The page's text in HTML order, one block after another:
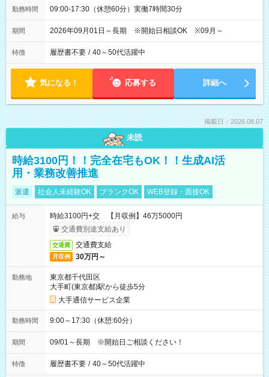
勤務時間 09:00-17:30（休憩60分）実働7時間30分
期間 2026年09月01日～長期 ※開始日相談OK ※09月～
特徴 履歴書不要 / 40～50代活躍中
気になる！ 応募する 詳細へ
掲載日：2026.08.07
未読
時給3100円！！完全在宅もOK！！生成AI活
用・業務改善推進
派遣 社会人未経験OK ブランクOK WEB登録・面接OK
給与
時給3100円+交 【月収例】46万5000円
交通費別途支給あり
交通費 交通費支給
月収例 30万円～
勤務地
東京都千代田区
大手町(東京都)駅から徒歩5分
大手通信サービス企業
勤務時間 9:00～17:30（休憩:60分）
期間 09/01～長期 ※開始日ご相談ください！
特徴 履歴書不要 / 40～50代活躍中